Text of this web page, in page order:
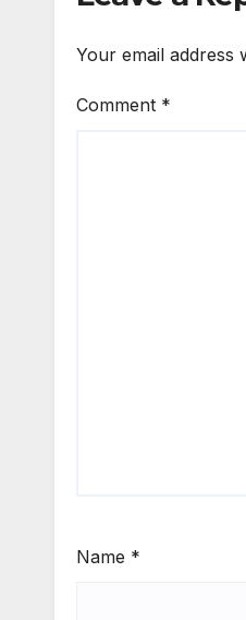
Your email address
Comment *
Name *